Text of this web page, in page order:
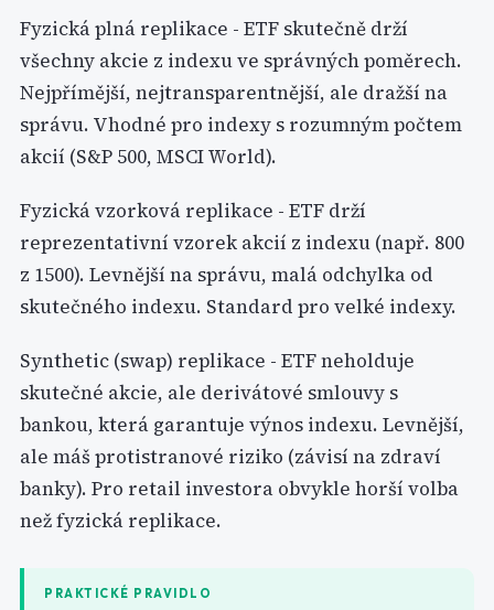
Fyzická plná replikace - ETF skutečně drží
všechny akcie z indexu ve správných poměrech.
Nejpřímější, nejtransparentnější, ale dražší na
správu. Vhodné pro indexy s rozumným počtem
akcií (S&P 500, MSCI World).
Fyzická vzorková replikace - ETF drží
reprezentativní vzorek akcií z indexu (např. 800
z 1500). Levnější na správu, malá odchylka od
skutečného indexu. Standard pro velké indexy.
Synthetic (swap) replikace - ETF neholduje
skutečné akcie, ale derivátové smlouvy s
bankou, která garantuje výnos indexu. Levnější,
ale máš protistranové riziko (závisí na zdraví
banky). Pro retail investora obvykle horší volba
než fyzická replikace.
PRAKTICKÉ PRAVIDLO